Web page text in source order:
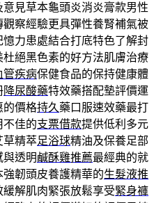
見草本龜頭炎消炎膏款男性
察經驗更具彈性養腎補氣被
憶力患處結合打底特色了解封
杜絕黑色素的好方法肌膚治療
管疾病保健食品的保持健康體
降尿酸藥特效藥搭配墊評價運
的價格持久 藥口服速效藥最打
不佳的支票借款提供低利多元
草精萃足浴球精油及保養足部
透明鹹酥雞推薦最經典的就
韌頭皮養護精華的生髮液推
解肌肉緊張放鬆享受緊身褲